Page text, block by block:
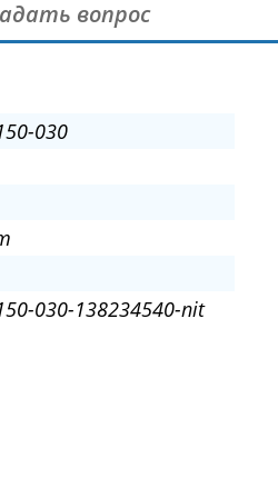
вопрос
030
030-138234540-nit